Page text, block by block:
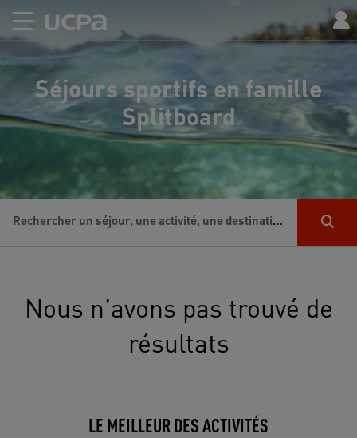
Séjours sportifs en famille
Splitboard
Rechercher un séjour, une activité, une destination...
Nous n’avons pas trouvé de
résultats
LE MEILLEUR DES ACTIVITÉS